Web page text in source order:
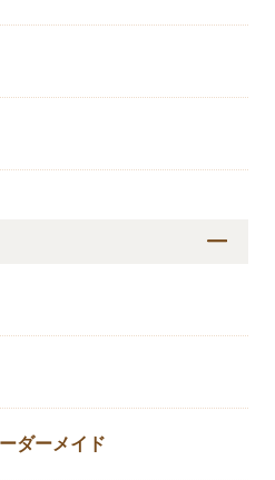
ダーメイド